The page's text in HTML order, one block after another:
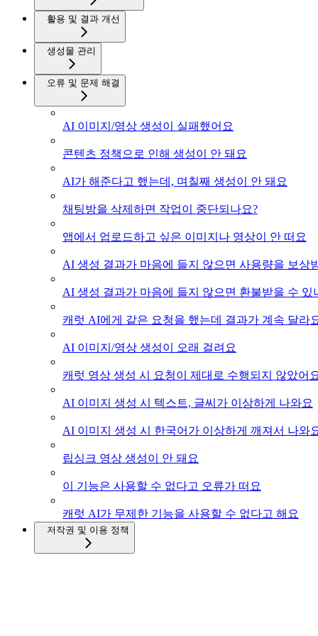
활용 및 결과 개선
생성물 관리
오류 및 문제 해결
AI 이미지/영상 생성이 실패했어요
콘텐츠 정책으로 인해 생성이 안 돼요
AI가 해준다고 했는데, 며칠째 생성이 안 돼요
채팅방을 삭제하면 작업이 중단되나요?
앱에서 업로드하고 싶은 이미지나 영상이 안 떠요
AI 생성 결과가 마음에 들지 않으면 사용량을 보상
AI 생성 결과가 마음에 들지 않으면 환불받을 수 있
캐럿 AI에게 같은 요청을 했는데 결과가 계속 달라
AI 이미지/영상 생성이 오래 걸려요
캐럿 영상 생성 시 요청이 제대로 수행되지 않았어
AI 이미지 생성 시 텍스트, 글씨가 이상하게 나와요
AI 이미지 생성 시 한국어가 이상하게 깨져서 나와
립싱크 영상 생성이 안 돼요
이 기능은 사용할 수 없다고 오류가 떠요
캐럿 AI가 무제한 기능을 사용할 수 없다고 해요
저작권 및 이용 정책